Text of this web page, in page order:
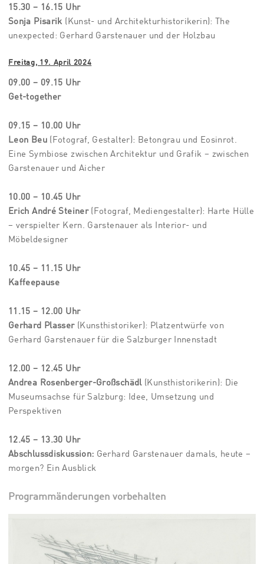
15.30 – 16.15 Uhr
Sonja Pisarik (Kunst- und Architekturhistorikerin): The
unexpected: Gerhard Garstenauer und der Holzbau
Freitag, 19. April 2024
09.00 – 09.15 Uhr
Get-together
09.15 – 10.00 Uhr
Leon Beu(Fotograf, Gestalter): Betongrau und Eosinrot.
Eine Symbiose zwischen Architektur und Grafik – zwischen
Garstenauer und Aicher
10.00 – 10.45 Uhr
Erich André Steiner(Fotograf, Mediengestalter): Harte Hülle
– verspielter Kern. Garstenauer als Interior- und
Möbeldesigner
10.45 – 11.15 Uhr
Kaffeepause
11.15 – 12.00 Uhr
Gerhard Plasser(Kunsthistoriker): Platzentwürfe von
Gerhard Garstenauer für die Salzburger Innenstadt
12.00 – 12.45 Uhr
Andrea Rosenberger-Großschädl(Kunsthistorikerin): Die
Museumsachse für Salzburg: Idee, Umsetzung und
Perspektiven
12.45 – 13.30 Uhr
Abschlussdiskussion: Gerhard Garstenauer damals, heute –
morgen? Ein Ausblick
Programmänderungen vorbehalten